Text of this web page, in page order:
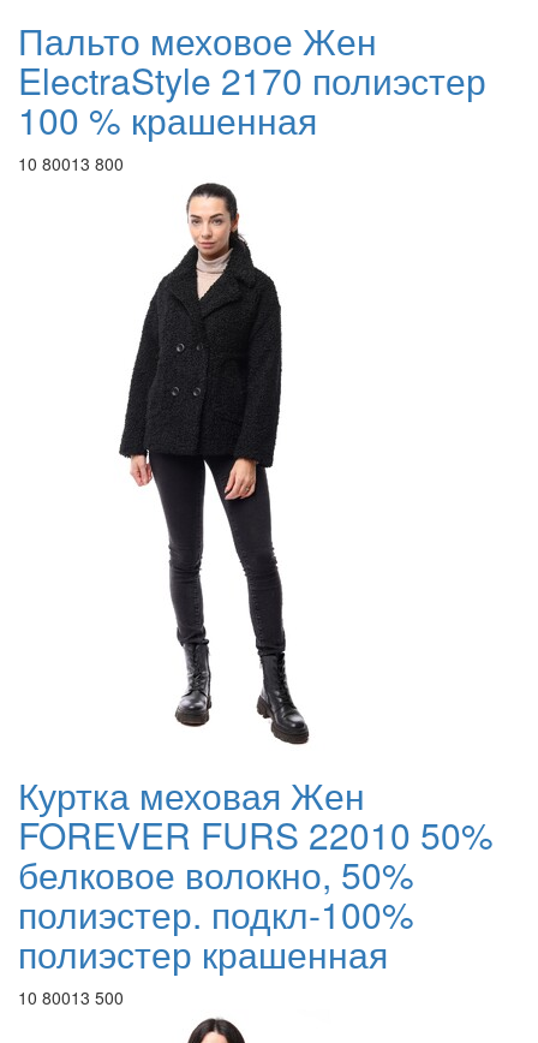
Пальто меховое Жен
ElectraStyle 2170 полиэстер
100 % крашенная
10 80013 800
Куртка меховая Жен
FOREVER FURS 22010 50%
белковое волокно, 50%
полиэстер. подкл-100%
полиэстер крашенная
10 80013 500